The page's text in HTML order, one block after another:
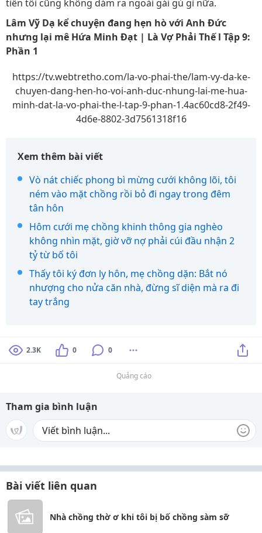
tiền tôi cũng không dám ra ngoài gái gú gì nữa.
Lâm Vỹ Dạ kể chuyện đang hẹn hò với Anh Đức
nhưng lại mê Hứa Minh Đạt | Là Vợ Phải Thế l Tập 9:
Phần 1
https://tv.webtretho.com/la-vo-phai-the/lam-vy-da-ke-
chuyen-dang-hen-ho-voi-anh-duc-nhung-lai-me-hua-
minh-dat-la-vo-phai-the-l-tap-9-phan-1.4ac60cd8-2f49-
4d6e-8802-3d7561318f16
Xem thêm bài viết
Vò nát chiếc phong bì mừng cưới không lõi, tôi
ném vào mặt chồng rồi bỏ đi ngay trong đêm
tân hôn
Hôm cưới mẹ chồng khinh thông gia nghèo
không nhìn mặt, giờ vỡ nợ phải cúi đầu nhận 2
tỷ từ bố tôi
Thấy tôi ký đơn ly hôn, mẹ chồng dặn: Bắt nó
nhượng cho nửa căn nhà, đừng sĩ diện mà ra đi
tay trắng
2.3K 0 0
Quảng cáo
Tham gia bình luận
Bài viết liên quan
Nhà chồng thờ ơ khi tôi bị bố chồng sàm sỡ